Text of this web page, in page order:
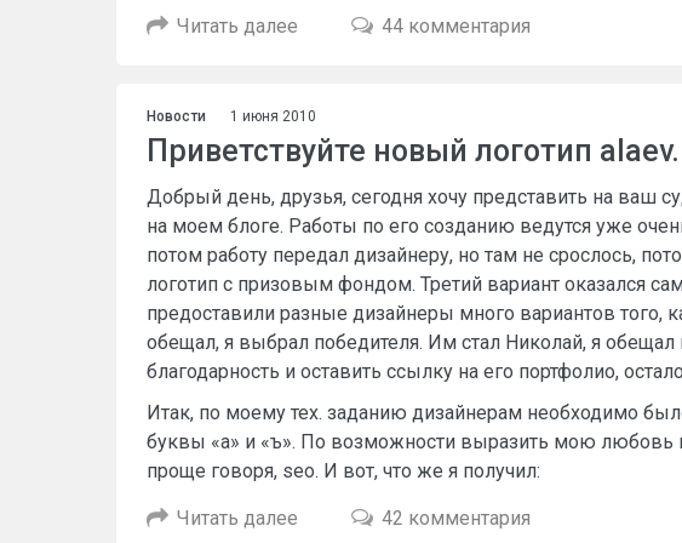
Читать далее 44 комментария
Новости 1 июня 2010
Приветствуйте новый логотип
Добрый день, друзья, сегодня хочу представить на ваш
на моем блоге. Работы по его созданию ведутся уже
потом работу передал дизайнеру, но там не срослось,
логотип с призовым фондом. Третий вариант оказался
предоставили разные дизайнеры много вариантов того,
обещал, я выбрал победителя. Им стал Николай, я
благодарность и оставить ссылку на его портфолио,
Итак, по моему тех. заданию дизайнерам необходимо
буквы «а» и «ъ». По возможности выразить мою любовь
проще говоря, seo. И вот, что же я получил:
Читать далее 42 комментария